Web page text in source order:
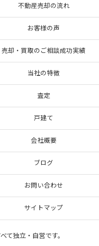
不動産売却の流れ
お客様の声
売却・買取のご相談成功実績
当社の特徴
査定
戸建て
会社概要
ブログ
お問い合わせ
サイトマップ
て独立・自営です。